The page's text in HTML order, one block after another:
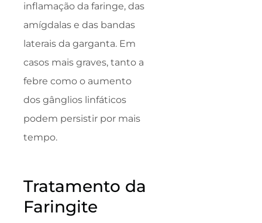
inflamação da faringe, das
amígdalas e das bandas
laterais da garganta. Em
casos mais graves, tanto a
febre como o aumento
dos gânglios linfáticos
podem persistir por mais
tempo.
Tratamento da
Faringite